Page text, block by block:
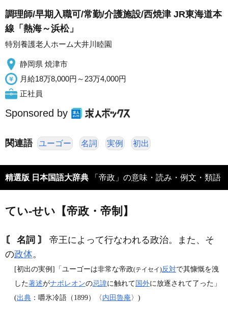
調理師/早期入職可/常勤/介護施設/西焼津 JR東海道本
線「熱海～浜松」
特別養護老人ホーム大井川睦園
静岡県 焼津市
月給18万8,000円～23万4,000円
正社員
Sponsored by
関連語 ユーゴー 名詞 実例 初出
精選版 日本国語大辞典 「帝政」の意味・読み・例文・類語
てい‐せい【帝政・帝制】
〘 名詞 〙
帝王によって行なわれる政治。また、そ
の政体。
[初出の実例]「ユーゴーは非常な帝政(テイセイ)反対で其慷慨を洩
した著述がナポレオンの忌諱に触れて国外に放逐されて了った」
(出典 ：嚼氷冷語（1899）〈内田魯庵〉)